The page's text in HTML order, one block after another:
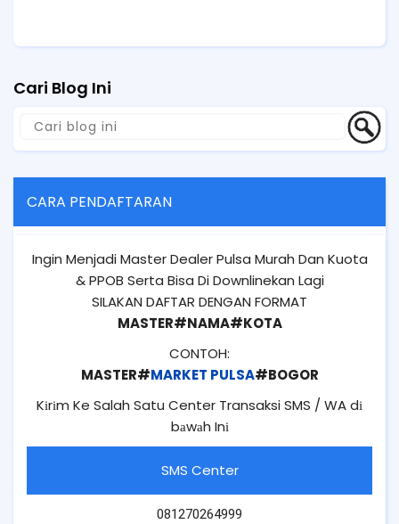
Cari Blog Ini
CARA PENDAFTARAN
Ingin Menjadi Master Dealer Pulsa Murah Dan Kuota
& PPOB Serta Bisa Di Downlinekan Lagi
SILAKAN DAFTAR DENGAN FORMAT
MASTER#NAMA#KOTA
CONTOH:
MASTER#MARKET PULSA#BOGOR
Kіrіm Ke Salah Satu Center Transaksi SMS / WA dі
bаwаh Inі
SMS Center
081270264999